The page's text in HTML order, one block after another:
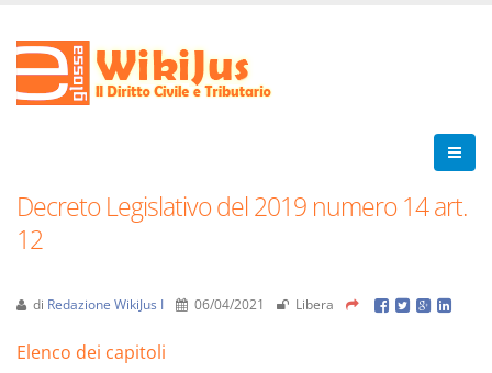
Decreto Legislativo del 2019 numero 14 art.
12
di Redazione WikiJus I 06/04/2021 Libera
Elenco dei capitoli